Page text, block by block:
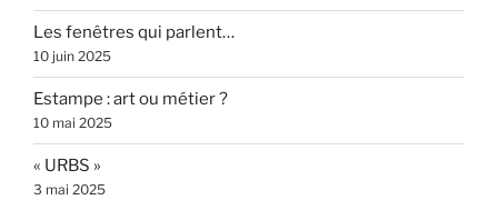
Les fenêtres qui parlent…
10 juin 2025
Estampe : art ou métier ?
10 mai 2025
« URBS »
3 mai 2025